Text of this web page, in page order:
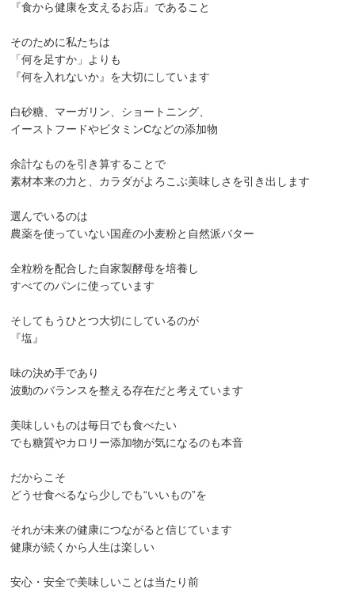
『食から健康を支えるお店』であること
そのために私たちは
「何を足すか」よりも
『何を入れないか』を大切にしています
白砂糖、マーガリン、ショートニング、
イーストフードやビタミンCなどの添加物
余計なものを引き算することで
素材本来の力と、カラダがよろこぶ美味しさを引き出します
選んでいるのは
農薬を使っていない国産の小麦粉と自然派バター
全粒粉を配合した自家製酵母を培養し
すべてのパンに使っています
そしてもうひとつ大切にしているのが
『塩』
味の決め手であり
波動のバランスを整える存在だと考えています
美味しいものは毎日でも食べたい
でも糖質やカロリー添加物が気になるのも本音
だからこそ
どうせ食べるなら少しでも“いいもの”を
それが未来の健康につながると信じています
健康が続くから人生は楽しい
安心・安全で美味しいことは当たり前